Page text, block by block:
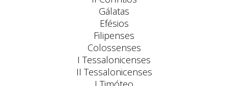
Gálatas
Efésios
Filipenses
Colossenses
I Tessalonicenses
II Tessalonicenses